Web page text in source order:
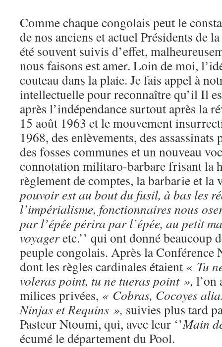
Comme chaque congolais peut le
de nos anciens et actuel Présidents de
été souvent suivis d’effet,
nous faisons est amer. Loin de moi,
couteau dans la plaie. Je fais appel à
intellectuelle pour reconnaître qu’il Il
après l’indépendance surtout après la
15 août 1963 et le mouvement
1968, des enlèvements, des
des fosses communes et un nouveau
connotation militaro-barbare frisant la
règlement de comptes, la barbarie et la
pouvoir est au bout du fusil, à bas les
l’impérialisme, fonctionnaires nous
par l’épée périra par l’épée, au petit
voyageretc.’’ qui ont donné beaucoup
peuple congolais. Après la Conférence
dont les règles cardinales étaient « Tu
voleras point, tu ne tueras point », l’on
milices privées, « Cobras, Cocoyes
Ninjas et Requins », suivies plus tard
Pasteur Ntoumi, qui, avec leur ‘’Main
écumé le département du Pool.